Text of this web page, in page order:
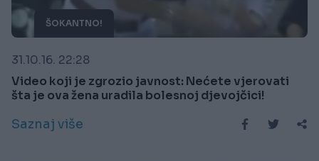
ŠOKANTNO!
31.10.16. 22:28
Video koji je zgrozio javnost: Nećete vjerovati
šta je ova žena uradila bolesnoj djevojčici!
Saznaj više